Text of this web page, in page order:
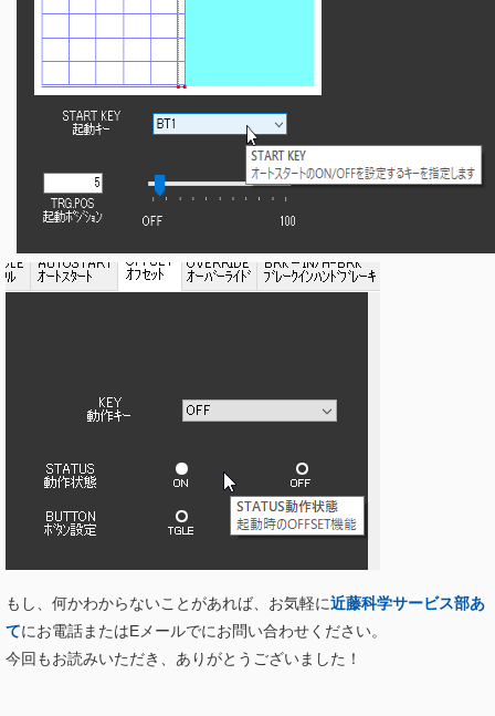
もし、何かわからないことがあれば、お気軽に近藤科学サービス部あ
てにお電話またはEメールでにお問い合わせください。
今回もお読みいただき、ありがとうございました！